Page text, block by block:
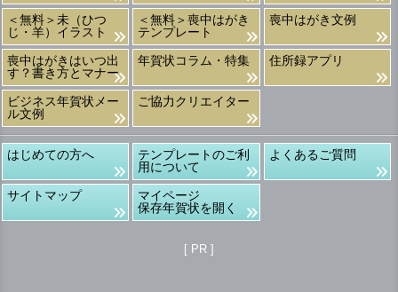
＜無料＞未（ひつ
じ・羊）イラスト
＜無料＞喪中はがき
テンプレート
喪中はがき文例
喪中はがきはいつ出
す？書き方とマナー
年賀状コラム・特集 住所録アプリ
ビジネス年賀状メー
ル文例
ご協力クリエイター
はじめての方へ
テンプレートのご利
用について
よくあるご質問
サイトマップ
マイページ
保存年賀状を開く
[ PR ]